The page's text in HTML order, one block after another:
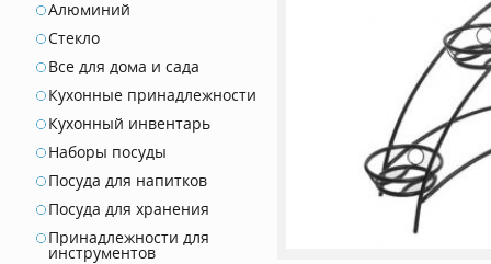
Алюминий
Стекло
Все для дома и сада
Кухонные принадлежности
Кухонный инвентарь
Наборы посуды
Посуда для напитков
Посуда для хранения
Принадлежности для
инструментов